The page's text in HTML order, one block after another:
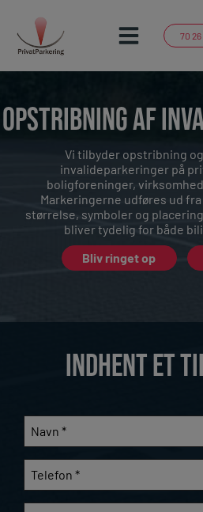
indholdet
70 26
OPSTRIBNING AF
Vi tilbyder opstribning
invalideparkeringer på
boligforeninger,
Markeringerne udføres ud
størrelse, symboler og
bliver tydelig for både
Bliv ringet op
INDHENT ET
*
*